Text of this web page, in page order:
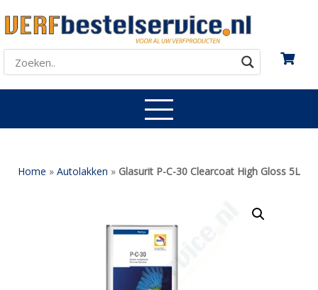
Home » Autolakken » Glasurit P-C-30 Clearcoat High Gloss 5L